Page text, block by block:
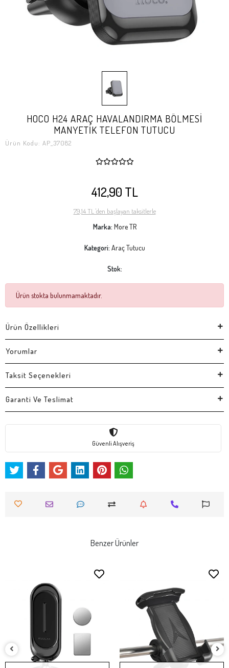
HOCO H24 ARAÇ HAVALANDIRMA BÖLMESİ
MANYETİK TELEFON TUTUCU
Ürün Kodu: AP_37082
412,90 TL
79,14 TL 'den başlayan taksitlerle
Marka: More TR
Kategori: Araç Tutucu
Stok:
Ürün stokta bulunmamaktadır.
Ürün Özellikleri
Yorumlar
Taksit Seçenekleri
Garanti Ve Teslimat
Güvenli Alışveriş
Benzer Ürünler